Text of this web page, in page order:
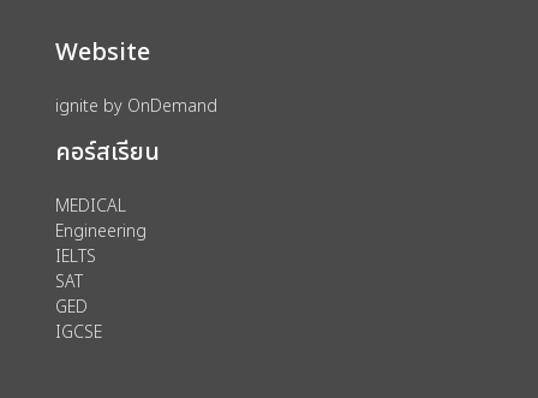
Website
ignite by OnDemand
คอร์สเรียน
MEDICAL
Engineering
IELTS
SAT
GED
IGCSE